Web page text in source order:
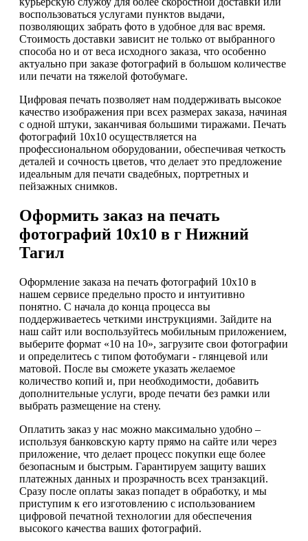
воспользоваться услугами пунктов выдачи,
позволяющих забрать фото в удобное для вас время.
Стоимость доставки зависит не только от выбранного
способа но и от веса исходного заказа, что особенно
актуально при заказе фотографий в большом количестве
или печати на тяжелой фотобумаге.
Цифровая печать позволяет нам поддерживать высокое
качество изображения при всех размерах заказа, начиная
с одной штуки, заканчивая большими тиражами. Печать
фотографий 10х10 осуществляется на
профессиональном оборудовании, обеспечивая четкость
деталей и сочность цветов, что делает это предложение
идеальным для печати свадебных, портретных и
пейзажных снимков.
Оформить заказ на печать
фотографий 10х10 в г Нижний
Тагил
Оформление заказа на печать фотографий 10х10 в
нашем сервисе предельно просто и интуитивно
понятно. С начала до конца процесса вы
поддерживаетесь четкими инструкциями. Зайдите на
наш сайт или воспользуйтесь мобильным приложением,
выберите формат «10 на 10», загрузите свои фотографии
и определитесь с типом фотобумаги - глянцевой или
матовой. После вы сможете указать желаемое
количество копий и, при необходимости, добавить
дополнительные услуги, вроде печати без рамки или
выбрать размещение на стену.
Оплатить заказ у нас можно максимально удобно –
используя банковскую карту прямо на сайте или через
приложение, что делает процесс покупки еще более
безопасным и быстрым. Гарантируем защиту ваших
платежных данных и прозрачность всех транзакций.
Сразу после оплаты заказ попадет в обработку, и мы
приступим к его изготовлению с использованием
цифровой печатной технологии для обеспечения
высокого качества ваших фотографий.